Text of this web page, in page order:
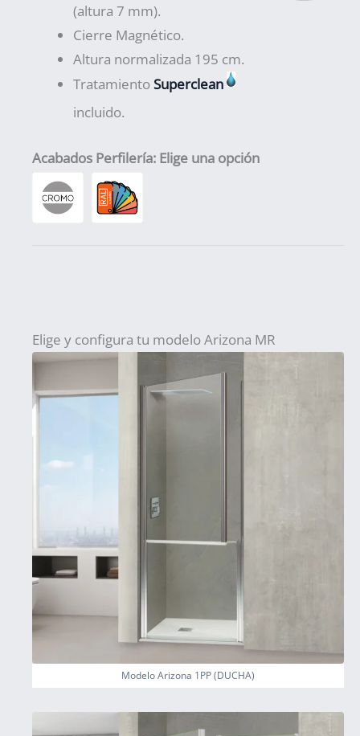
(altura 7 mm).
Cierre Magnético.
Altura normalizada 195 cm.
TratamientoSuperclean
incluido.
Acabados Perfilería: Elige una opción
Elige y configura tu modelo Arizona MR
Modelo Arizona 1PP (DUCHA)